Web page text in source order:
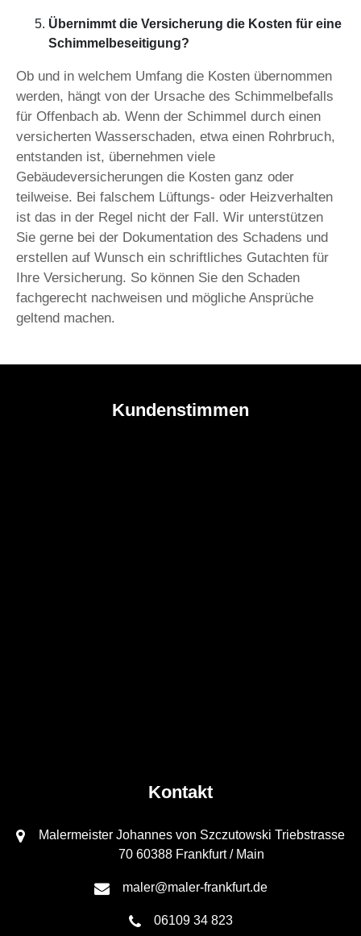
Übernimmt die Versicherung die Kosten für eine
Schimmelbeseitigung?
Ob und in welchem Umfang die Kosten übernommen
werden, hängt von der Ursache des Schimmelbefalls
für Offenbach ab. Wenn der Schimmel durch einen
versicherten Wasserschaden, etwa einen Rohrbruch,
entstanden ist, übernehmen viele
Gebäudeversicherungen die Kosten ganz oder
teilweise. Bei falschem Lüftungs- oder Heizverhalten
ist das in der Regel nicht der Fall. Wir unterstützen
Sie gerne bei der Dokumentation des Schadens und
erstellen auf Wunsch ein schriftliches Gutachten für
Ihre Versicherung. So können Sie den Schaden
fachgerecht nachweisen und mögliche Ansprüche
geltend machen.
Kundenstimmen
Kontakt
Malermeister Johannes von Szczutowski Triebstrasse
70 60388 Frankfurt / Main
maler@maler-frankfurt.de
06109 34 823